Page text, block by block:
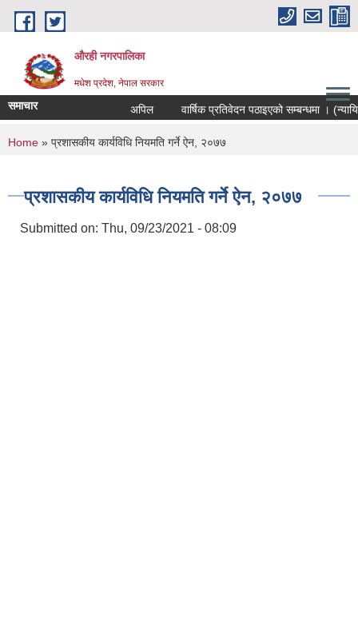
Skip to main content
औरही नगरपालिका
मधेश प्रदेश, नेपाल सरकार
समाचार अपिल वार्षिक प्रतिवेदन पठाइएको सम्बन्धमा । (न्यायिक
You are here
Home » प्रशासकीय कार्यविधि नियमति गर्ने ऐन, २०७७
प्रशासकीय कार्यविधि नियमति गर्ने ऐन, २०७७
Submitted on: Thu, 09/23/2021 - 08:09